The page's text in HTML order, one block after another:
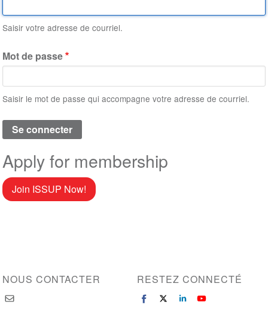
Saisir votre adresse de courriel.
Mot de passe
Saisir le mot de passe qui accompagne votre adresse de courriel.
Apply for membership
Join ISSUP Now!
NOUS CONTACTER RESTEZ CONNECTÉ